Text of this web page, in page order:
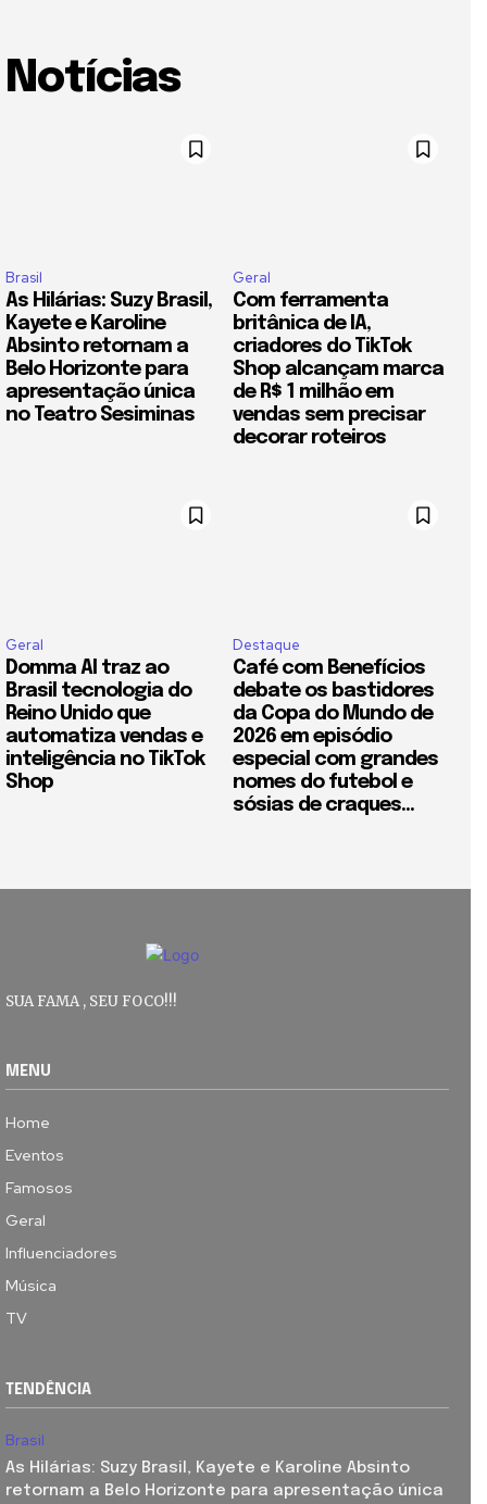
Notícias
Brasil
As Hilárias: Suzy Brasil,
Kayete e Karoline
Absinto retornam a
Belo Horizonte para
apresentação única
no Teatro Sesiminas
Geral
Com ferramenta
britânica de IA,
criadores do TikTok
Shop alcançam marca
de R$ 1 milhão em
vendas sem precisar
decorar roteiros
Geral
Domma AI traz ao
Brasil tecnologia do
Reino Unido que
automatiza vendas e
inteligência no TikTok
Shop
Destaque
Café com Benefícios
debate os bastidores
da Copa do Mundo de
2026 em episódio
especial com grandes
nomes do futebol e
sósias de craques...
SUA FAMA , SEU FOCO!!!
MENU
Home
Eventos
Famosos
Geral
Influenciadores
Música
TV
TENDÊNCIA
Brasil
As Hilárias: Suzy Brasil, Kayete e Karoline Absinto
retornam a Belo Horizonte para apresentação única